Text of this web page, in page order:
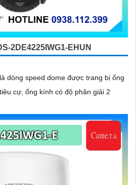
2DE4225IWG1-EHUN
dòng speed dome được trang bị ống
cự, ống kính có độ phân giải 2